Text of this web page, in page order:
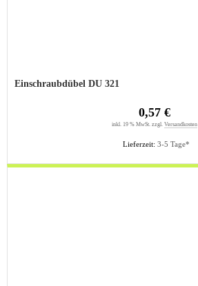
Einschraubdübel DU 321
Lieferzeit: 3-5 Tage*
0,57 €
inkl. 19 % MwSt. zzgl. Versandkosten